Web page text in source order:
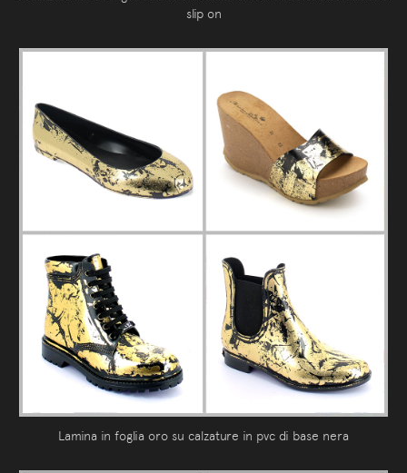
slip on
Lamina in foglia oro su calzature in pvc di base nera